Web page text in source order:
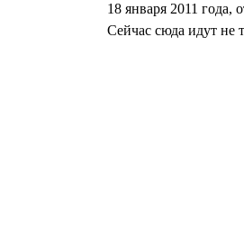
18 января 2011
Сейчас сюда идут не